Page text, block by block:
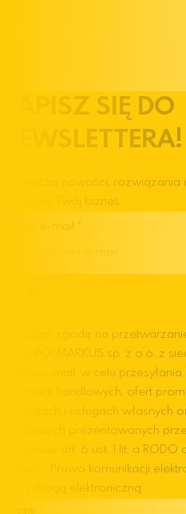
ZAPISZ SIĘ DO
NEWSLETTERA!
Sprawdzaj nowości, rozwiązania
wesprzeć Twój biznes.
Adres e-mail
Wyrażam zgodę na
przez POLMARKUS sp. z o.o. z
adresu e-mail, w celu
informacji handlowych, ofert
produktach i usługach własnych
handlowych prezentowanych
podstawie art. 6 ust. 1 lit. a
ustawy – Prawo komunikacji
usług drogą elektroniczną.